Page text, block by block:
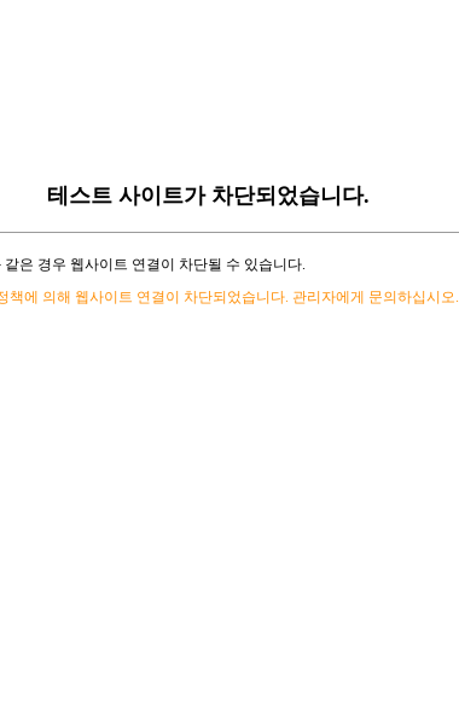
테스트 사이트가 차단되었습니다.
같은 경우 웹사이트 연결이 차단될 수 있습니다.
책에 의해 웹사이트 연결이 차단되었습니다. 관리자에게 문의하십시오.